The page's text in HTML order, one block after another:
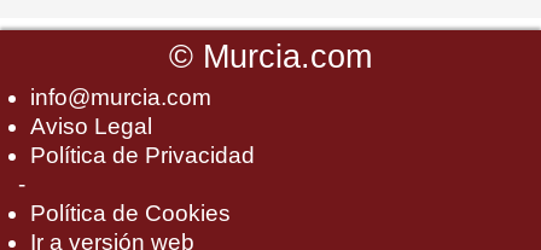
© Murcia.com
info@murcia.com
Aviso Legal
Política de Privacidad
-
Política de Cookies
Ir a versión web